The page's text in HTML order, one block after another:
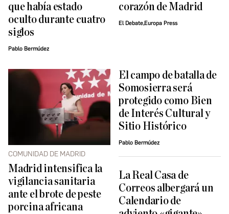
que había estado
oculto durante cuatro
siglos
Pablo Bermúdez
corazón de Madrid
El Debate,Europa Press
COMUNIDAD DE MADRID
Madrid intensifica la
vigilancia sanitaria
ante el brote de peste
porcina africana
El campo de batalla de
Somosierra será
protegido como Bien
de Interés Cultural y
Sitio Histórico
Pablo Bermúdez
La Real Casa de
Correos albergará un
Calendario de